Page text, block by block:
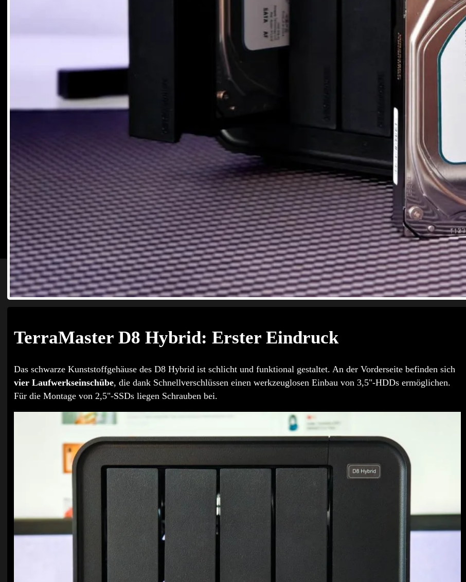
TerraMaster D8 Hybrid: Erster Eindruck
Das schwarze Kunststoffgehäuse des D8 Hybrid ist schlicht und funktional gestaltet. An der Vorderseite befinden sich
vier Laufwerkseinschübe, die dank Schnellverschlüssen einen werkzeuglosen Einbau von 3,5"-HDDs ermöglichen.
Für die Montage von 2,5"-SSDs liegen Schrauben bei.